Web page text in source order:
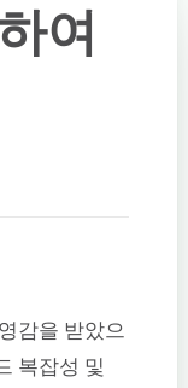
여
감을 받았으
복잡성 및